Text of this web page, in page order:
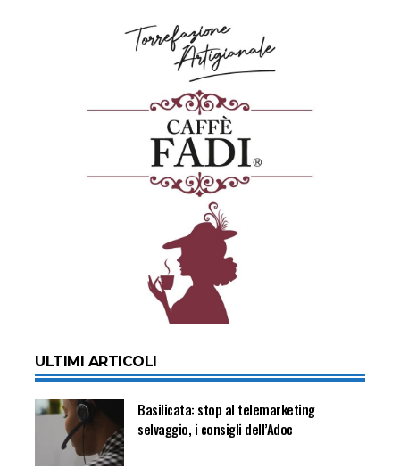
ULTIMI ARTICOLI
Basilicata: stop al telemarketing
selvaggio, i consigli dell’Adoc